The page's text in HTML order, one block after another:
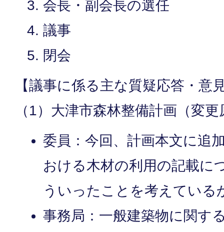
会長・副会長の選任
議事
閉会
【議事に係る主な質疑応答・意
（1）大津市森林整備計画（変
委員：今回、計画本文に追
おける木材の利用の記載に
ういったことを考えている
事務局：一般建築物に関す